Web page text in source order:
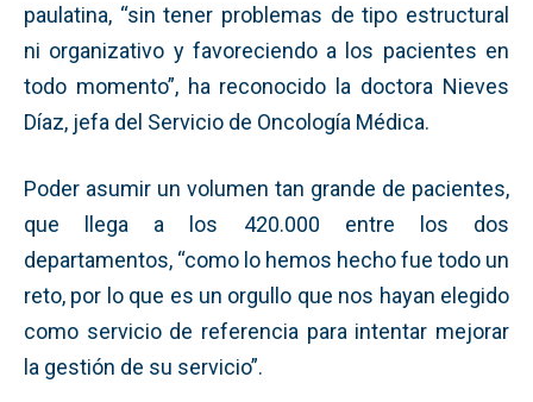
paulatina, “sin tener problemas de tipo estructural
ni organizativo y favoreciendo a los pacientes en
todo momento”, ha reconocido la doctora Nieves
Díaz, jefa del Servicio de Oncología Médica.
Poder asumir un volumen tan grande de pacientes,
que llega a los 420.000 entre los dos
departamentos, “como lo hemos hecho fue todo un
reto, por lo que es un orgullo que nos hayan elegido
como servicio de referencia para intentar mejorar
la gestión de su servicio”.